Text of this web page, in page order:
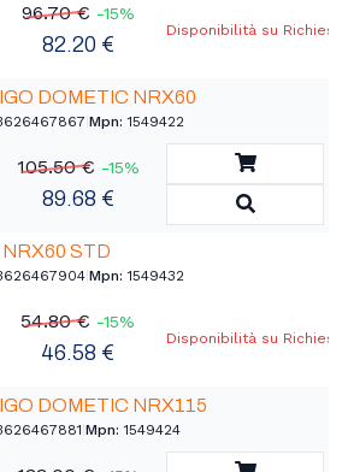
96.70 € -15%
82.20 €
Disponibilità su
DOMETIC NRX60
Mpn: 1549422
105.50 € -15%
89.68 €
Aggiungi
STD
Mpn: 1549432
54.80 € -15%
46.58 €
Disponibilità su
DOMETIC NRX115
Mpn: 1549424